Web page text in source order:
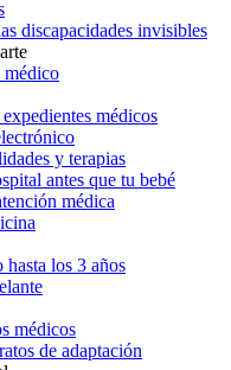
discapacidades invisibles
médico
médicos
y terapias
antes que tu bebé
médica
los 3 años
médicos
de adaptación